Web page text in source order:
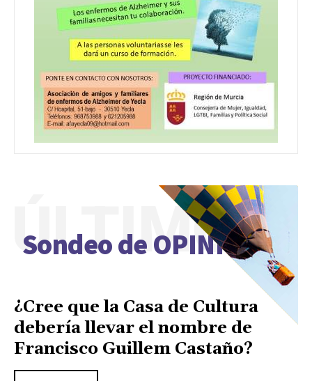
Sondeo de OPINIÓN
ÚLTIMO
¿Cree que la Casa de Cultura
debería llevar el nombre de
Francisco Guillem Castaño?